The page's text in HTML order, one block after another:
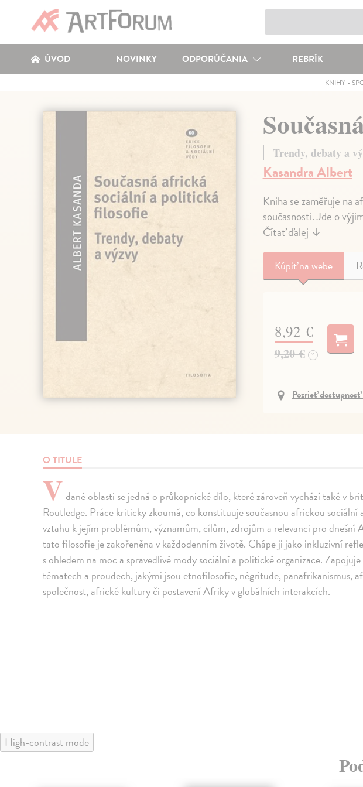
ÚVOD NOVINKY ODPORÚČANIA REBRÍK
KNIHY-
Trendy, debaty a
Kasandra Albert
Kniha se zaměřuje na
současnosti. Jde o
Čítať ďalej↓
Kúpiťna webe
8,92 €
9,20 € ?
Pozrieť
O TITULE
V dané oblasti se jedná o průkopnické dílo, které zároveň vychází také v
Routledge. Práce kriticky zkoumá, co konstituuje současnou africkou
vztahu k jejím problémům, významům, cílům, zdrojům a relevanci pro dnešní
tato filosofie je zakořeněna v každodenním životě. Chápe ji jako inkluzivní
s ohledem na moc a spravedlivé mody sociální a politické organizace. Zapojuje
tématech a proudech, jakými jsou etnofilosofie, négritude, panafrikanismus,
společnost, africké kultury či postavení Afriky v globálních interakcích.
High-contrast mode